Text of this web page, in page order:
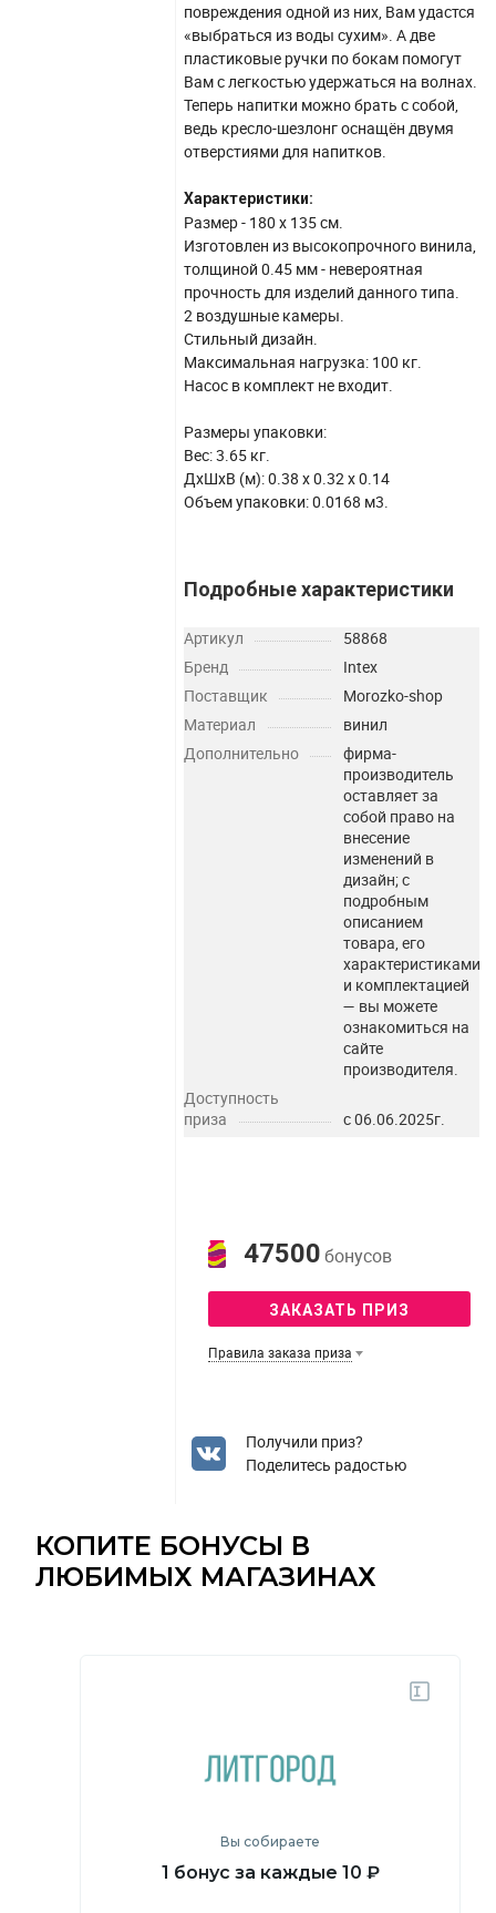
повреждения одной из них, Вам удастся
«выбраться из воды сухим». А две
пластиковые ручки по бокам помогут
Вам с легкостью удержаться на волнах.
Теперь напитки можно брать с собой,
ведь кресло-шезлонг оснащён двумя
отверстиями для напитков.
Характеристики:
Размер - 180 х 135 см.
Изготовлен из высокопрочного винила,
толщиной 0.45 мм - невероятная
прочность для изделий данного типа.
2 воздушные камеры.
Стильный дизайн.
Максимальная нагрузка: 100 кг.
Насос в комплект не входит.
Размеры упаковки:
Вес: 3.65 кг.
ДхШхВ (м): 0.38 х 0.32 х 0.14
Объем упаковки: 0.0168 м3.
Подробные характеристики
Артикул
58868
Бренд
Intex
Поставщик
Morozko-shop
Материал
винил
Дополнительно
фирма-
производитель
оставляет за
собой право на
внесение
изменений в
дизайн; с
подробным
описанием
товара, его
характеристиками
и комплектацией
— вы можете
ознакомиться на
сайте
производителя.
Доступность
приза
с 06.06.2025г.
47500бонусов
ЗАКАЗАТЬ ПРИЗ
Правила заказа приза
Получили приз?
Поделитесь радостью
КОПИТЕ БОНУСЫ В
ЛЮБИМЫХ МАГАЗИНАХ
Вы собираете
1 бонус за каждые 10 ₽